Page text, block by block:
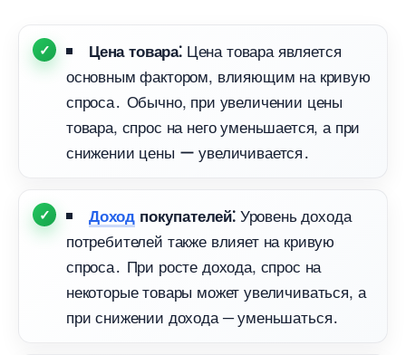
Цена товара⁚Цена товара является
основным фактором, влияющим на кривую
спроса․ Обычно, при увеличении цены
товара, спрос на него уменьшается, а при
снижении цены ー увеличивается․
Доход покупателей⁚Уровень дохода
потребителей также влияет на кривую
спроса․ При росте дохода, спрос на
некоторые товары может увеличиваться, а
при снижении дохода ─ уменьшаться․